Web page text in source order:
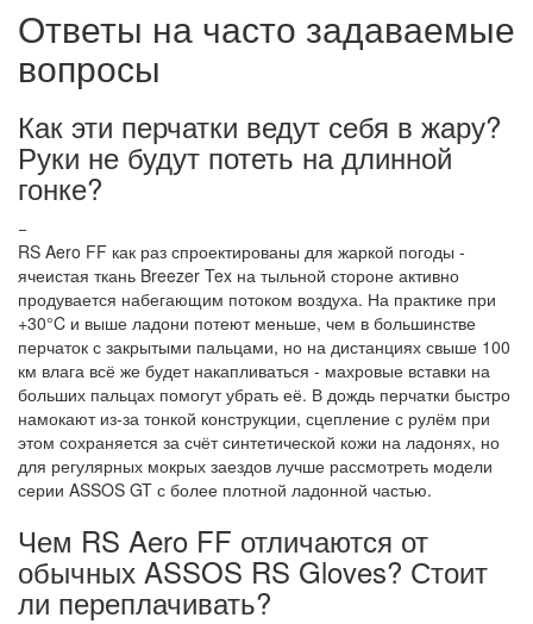
Ответы на часто задаваемые
вопросы
Как эти перчатки ведут себя в жару?
Руки не будут потеть на длинной
гонке?
−
RS Aero FF как раз спроектированы для жаркой погоды -
ячеистая ткань Breezer Tex на тыльной стороне активно
продувается набегающим потоком воздуха. На практике при
+30°C и выше ладони потеют меньше, чем в большинстве
перчаток с закрытыми пальцами, но на дистанциях свыше 100
км влага всё же будет накапливаться - махровые вставки на
больших пальцах помогут убрать её. В дождь перчатки быстро
намокают из-за тонкой конструкции, сцепление с рулём при
этом сохраняется за счёт синтетической кожи на ладонях, но
для регулярных мокрых заездов лучше рассмотреть модели
серии ASSOS GT с более плотной ладонной частью.
Чем RS Aero FF отличаются от
обычных ASSOS RS Gloves? Стоит
ли переплачивать?